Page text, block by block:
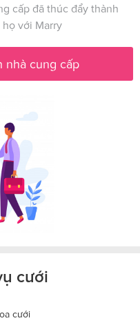
cấp đã thúc đẩy thành
với Marry
nhà cung cấp
cưới
cưới